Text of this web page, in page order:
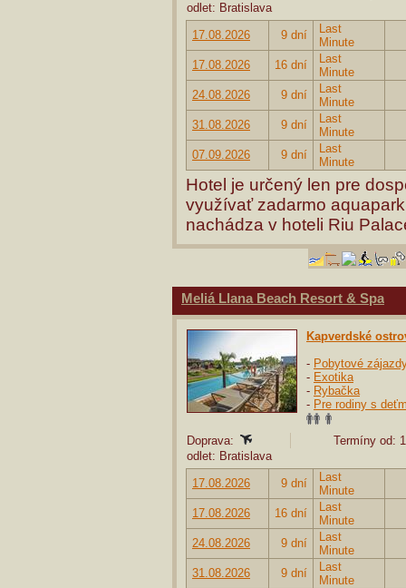
odlet: Bratislava
17.08.2026
9 dní
Last
Minute
17.08.2026
16 dní
Last
Minute
24.08.2026
9 dní
Last
Minute
31.08.2026
9 dní
Last
Minute
07.09.2026
9 dní
Last
Minute
Hotel je určený len pre
využívať zadarmo
nachádza v hoteli Riu
Meliá Llana Beach Resort & Spa
Kapverdské
- Pobytové
- Exotika
- Rybačka
- Pre rodiny s
Doprava:
Termíny od:
odlet: Bratislava
17.08.2026
9 dní
Last
Minute
17.08.2026
16 dní
Last
Minute
24.08.2026
9 dní
Last
Minute
31.08.2026
9 dní
Last
Minute